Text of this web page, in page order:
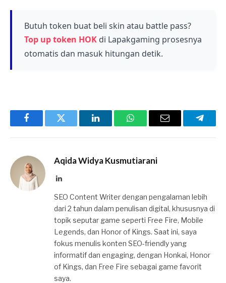
Level Infinite selama periode kolaborasi
berlangsung. Pastikan kamu memantau
pengumuman resmi dari game untuk informasi
lengkap mengenai cara perolehannya.
Butuh token buat beli skin atau battle pass?
Top up token HOK di Lapakgaming prosesnya
otomatis dan masuk hitungan detik.
FacebookTwitter LinkedInWhatsAppEmail
Aqida Widya Kusmutiarani
LinkedIn
SEO Content Writer dengan pengalaman lebih
dari 2 tahun dalam penulisan digital, khususnya di
topik seputar game seperti Free Fire, Mobile
Legends, dan Honor of Kings. Saat ini, saya
fokus menulis konten SEO-friendly yang
informatif dan engaging, dengan Honkai, Honor
of Kings, dan Free Fire sebagai game favorit
saya.